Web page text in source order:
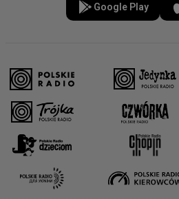
Google Play